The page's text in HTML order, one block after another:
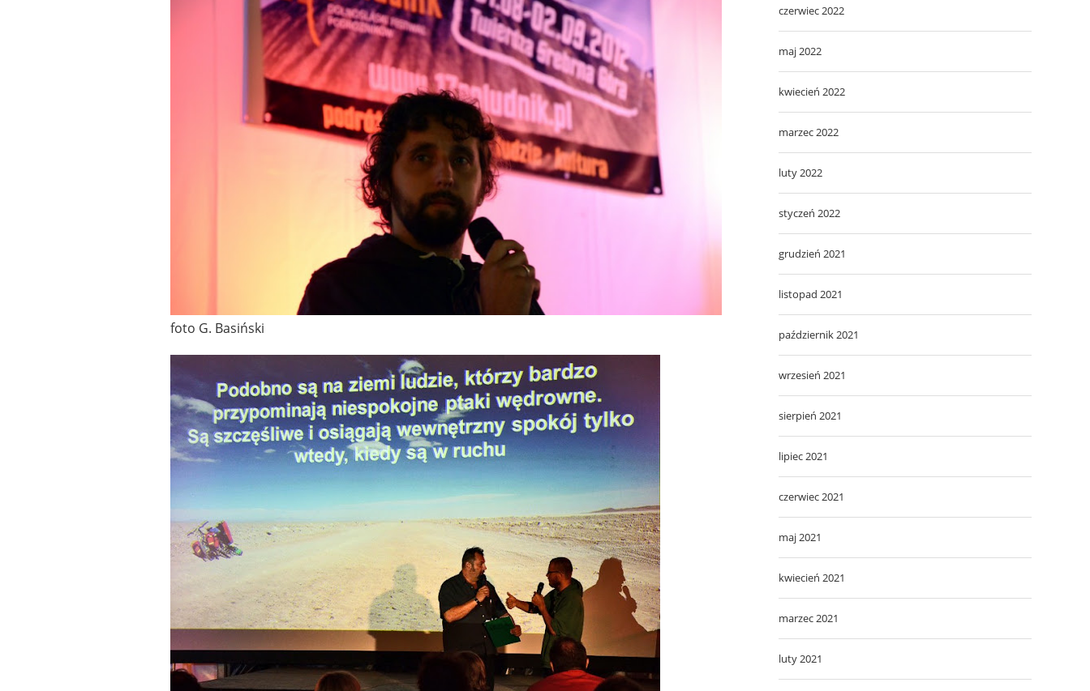
foto G. Basiński
czerwiec 2022
maj 2022
kwiecień 2022
marzec 2022
luty 2022
styczeń 2022
grudzień 2021
listopad 2021
październik 2021
wrzesień 2021
sierpień 2021
lipiec 2021
czerwiec 2021
maj 2021
kwiecień 2021
marzec 2021
luty 2021